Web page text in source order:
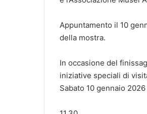
Appuntamento il 10
della mostra.
In occasione del
iniziative speciali di
Sabato 10 gennaio